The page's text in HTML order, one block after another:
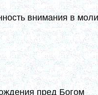
внимания в
молитве дарует Бог
в молитве. Когда
благодатное; а
пред Богом